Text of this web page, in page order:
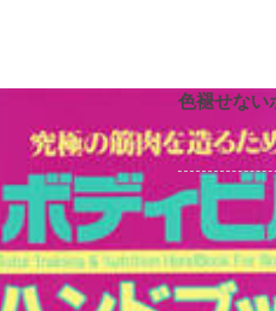
色褪せない